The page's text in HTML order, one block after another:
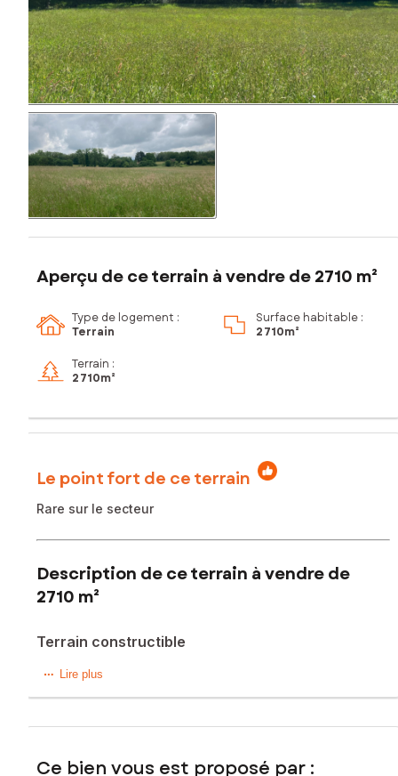
Aperçu de ce terrain à vendre de 2710 m²
Type de logement :
Terrain
Surface habitable :
2 710m²
Terrain :
2 710m²
Le point fort de ce terrain
Rare sur le secteur
Description de ce terrain à vendre de
2710 m²
Terrain constructible
Ce terrain constructible bénéficie d'un emplacement
opportunité idéale pour concrétiser un projet de
Sa configuration permet d'envisager la création d'une
Lire plus
Ce bien vous est proposé par :